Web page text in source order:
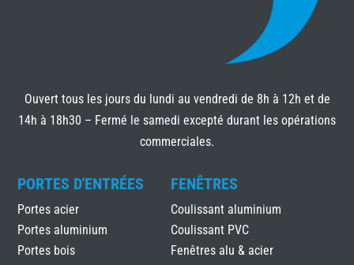
Ouvert tous les jours du lundi au vendredi de 8h à 12h et de
14h à 18h30 – Fermé le samedi excepté durant les opérations
commerciales.
PORTES D'ENTRÉES
Portes acier
Portes aluminium
Portes bois
FENÊTRES
Coulissant aluminium
Coulissant PVC
Fenêtres alu & acier